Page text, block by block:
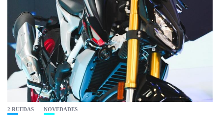
2 RUEDAS NOVEDADES